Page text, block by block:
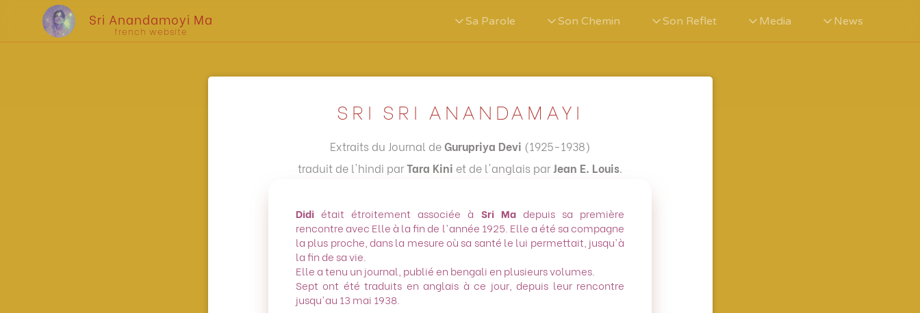
Sri Anandamoyi Ma
french website
Sa Parole Son Chemin Son Reflet Media News
SRI SRI ANANDAMAYI
Extraits du Journal deGurupriya Devi (1925-1938)
traduit de l'hindi parTara Kini et de l'anglais parJean E. Louis.
Didi était étroitement associée à Sri Madepuis sa première
rencontre avec Elle à la fin de l'année 1925. Elle a été sa compagne
la plus proche, dans la mesure où sa santé le lui permettait, jusqu'à
la fin de sa vie.
Elle a tenu un journal, publié en bengali en plusieurs volumes.
Sept ont été traduits en anglais à ce jour, depuis leur rencontre
jusqu'au 13 mai 1938.